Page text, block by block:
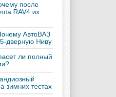
после
RAV4 их
АвтоВАЗ
дверную Ниву
ли полный
зимних тестах